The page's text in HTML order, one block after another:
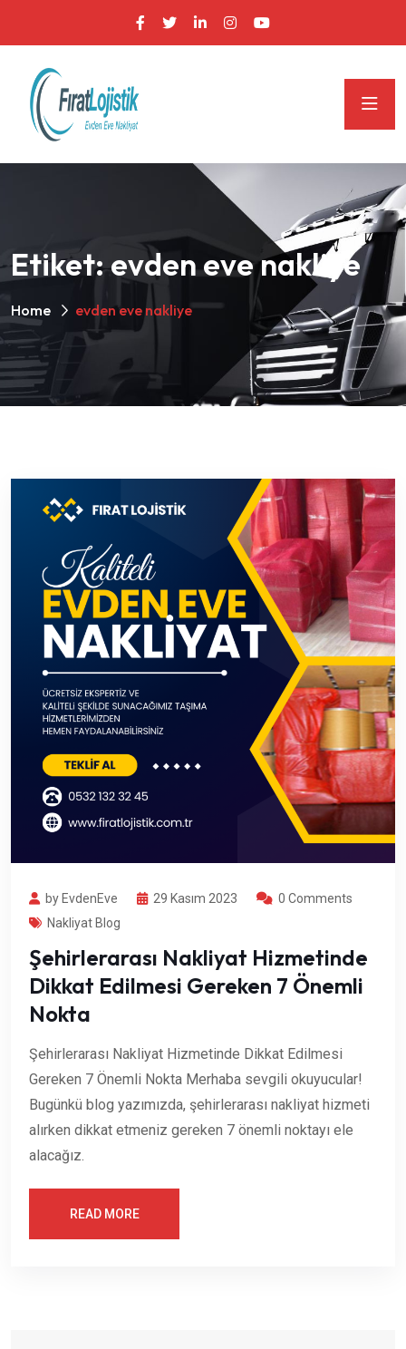
Etiket:evden eve nakliye
Home evden eve nakliye
by EvdenEve 29 Kasım 2023
0 Comments
Nakliyat Blog
Şehirlerarası Nakliyat Hizmetinde
Dikkat Edilmesi Gereken 7 Önemli
Nokta
Şehirlerarası Nakliyat Hizmetinde Dikkat Edilmesi
Gereken 7 Önemli Nokta Merhaba sevgili okuyucular!
Bugünkü blog yazımızda, şehirlerarası nakliyat hizmeti
alırken dikkat etmeniz gereken 7 önemli noktayı ele
alacağız.
READ MORE